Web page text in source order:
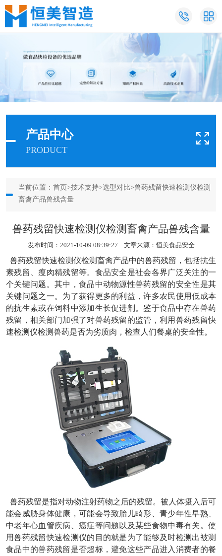
产品中心
PRODUCT
当前位置： 首页 >技术支持>选型对比>兽药残留快速检测仪检测
畜禽产品兽残含量
兽药残留快速检测仪检测畜禽产品兽残含量
发布时间：2021-10-09 08:39:27 文章来源：恒美食品安全
兽药残留快速检测仪检测畜禽产品中的兽药残留，包括抗生
素残留、瘦肉精残留等。食品安全是社会各界广泛关注的一
个关键问题。其中，食品中动物源性兽药残留的安全性是其
关键问题之一。为了获得更多的利益，许多农民使用低成本
的抗生素或在饲料中添加生长促进剂。鉴于食品中存在兽药
残留，相关部门加强了对兽药残留的监管，利用兽药残留快
速检测仪检测兽药是否为劣质肉，检查人们餐桌的安全性。
兽药残留是指对动物注射药物之后的残留。被人体摄入后可
能会威胁身体健康，可能会导致胎儿畸形、青少年性早熟、
中老年心血管疾病、癌症等问题以及某些食物中毒有关。使
用兽药残留快速检测仪的目的就是为了能够及时检测出被测
食品中的兽药残留是否超标，避免这些产品进入消费者的餐